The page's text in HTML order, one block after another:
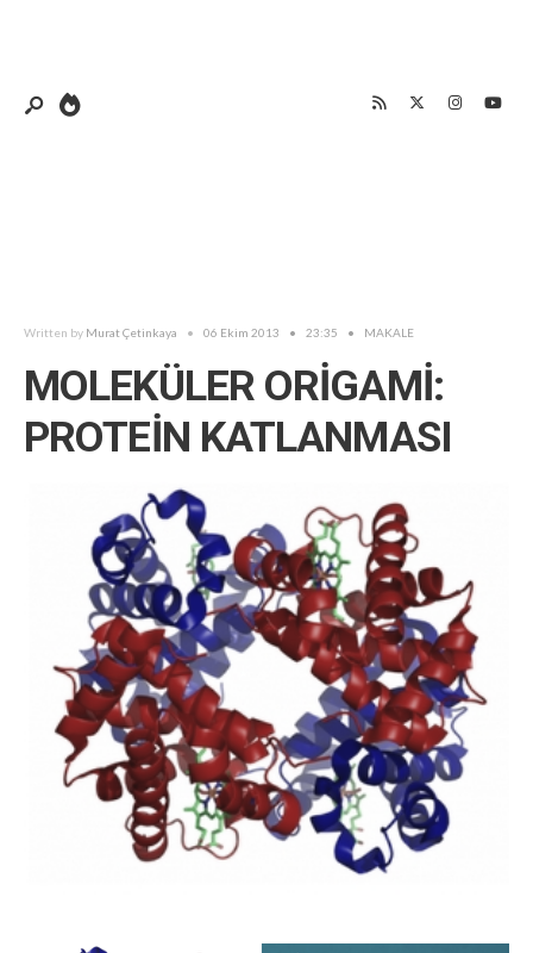
Written by Murat Çetinkaya • 06 Ekim 2013 • 23:35 • MAKALE
MOLEKÜLER ORİGAMİ:
PROTEİN KATLANMASI